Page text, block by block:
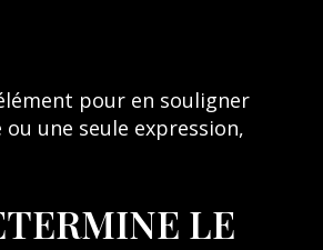
pour en souligner
une seule expression,
LE